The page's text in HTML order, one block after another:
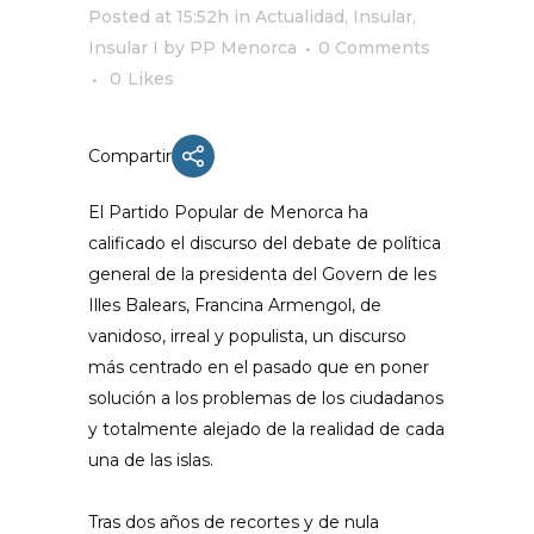
Posted at 15:52h in Actualidad, Insular,
Insular I by PP Menorca
0 Comments
0 Likes
Compartir
El Partido Popular de Menorca ha
calificado el discurso del debate de política
general de la presidenta del Govern de les
Illes Balears, Francina Armengol, de
vanidoso, irreal y populista, un discurso
más centrado en el pasado que en poner
solución a los problemas de los ciudadanos
y totalmente alejado de la realidad de cada
una de las islas.
Tras dos años de recortes y de nula